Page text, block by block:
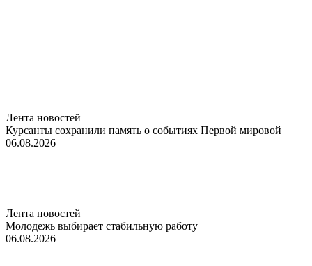
Лента новостей
Курсанты сохранили память о событиях Первой мировой
06.08.2026
Лента новостей
Молодежь выбирает стабильную работу
06.08.2026